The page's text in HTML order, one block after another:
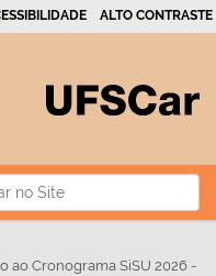
ALTO CONTRASTE
ao Cronograma SiSU 2026 -